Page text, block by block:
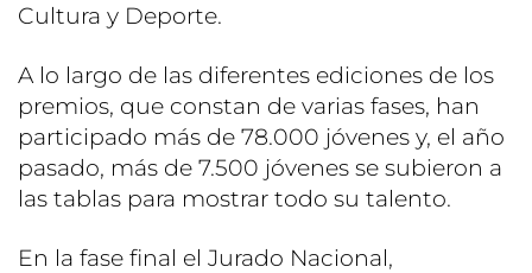
Cultura y Deporte.
A lo largo de las diferentes ediciones de los
premios, que constan de varias fases, han
participado más de 78.000 jóvenes y, el año
pasado, más de 7.500 jóvenes se subieron a
las tablas para mostrar todo su talento.
En la fase final el Jurado Nacional,